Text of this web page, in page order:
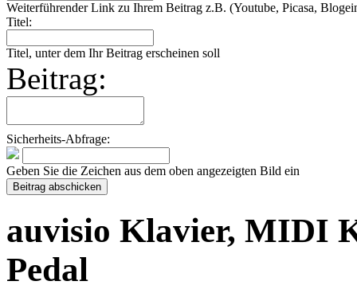
Weiterführender Link zu Ihrem Beitrag z.B. (Youtube, Picasa,
Titel:
Titel, unter dem Ihr Beitrag erscheinen soll
Beitrag:
Sicherheits-Abfrage:
Geben Sie die Zeichen aus dem oben angezeigten Bild ein
auvisio Klavier, MIDI
Pedal